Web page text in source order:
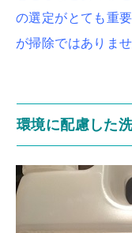
の選定がとても重
が掃除ではありませ
環境に配慮した